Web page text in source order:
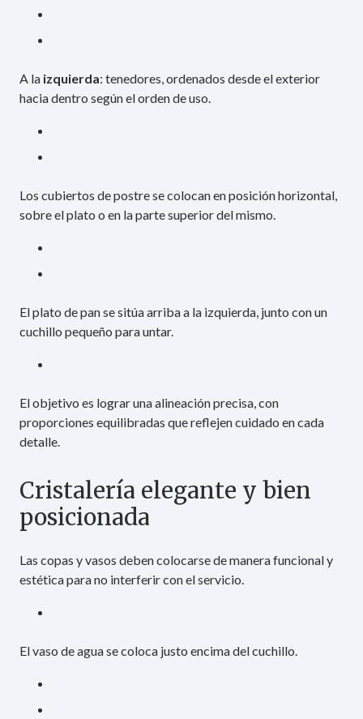
A la izquierda: tenedores, ordenados desde el exterior
hacia dentro según el orden de uso.
Los cubiertos de postre se colocan en posición horizontal,
sobre el plato o en la parte superior del mismo.
El plato de pan se sitúa arriba a la izquierda, junto con un
cuchillo pequeño para untar.
El objetivo es lograr una alineación precisa, con
proporciones equilibradas que reflejen cuidado en cada
detalle.
Cristalería elegante y bien
posicionada
Las copas y vasos deben colocarse de manera funcional y
estética para no interferir con el servicio.
El vaso de agua se coloca justo encima del cuchillo.